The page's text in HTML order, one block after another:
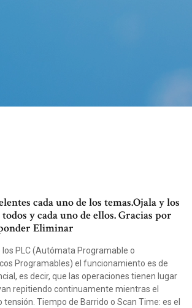
cada uno de los temas.Ojala y los
y cada uno de ellos. Gracias por
Eliminar
los PLC (Autómata Programable o
Programables) el funcionamiento es de
es decir, que las operaciones tienen lugar
repitiendo continuamente mientras el
Tiempo de Barrido o Scan Time: es el